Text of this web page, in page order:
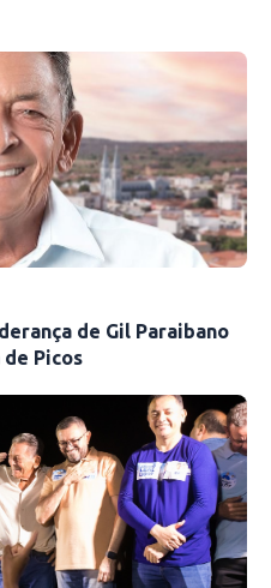
de Gil Paraibano
Picos